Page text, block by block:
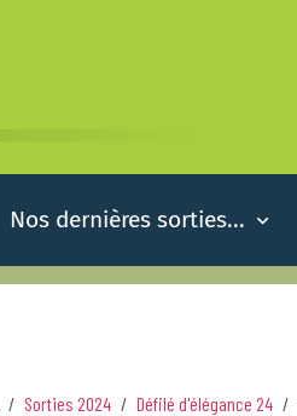
Nos dernières sorties...
Sorties 2024 Défilé d'élégance 24